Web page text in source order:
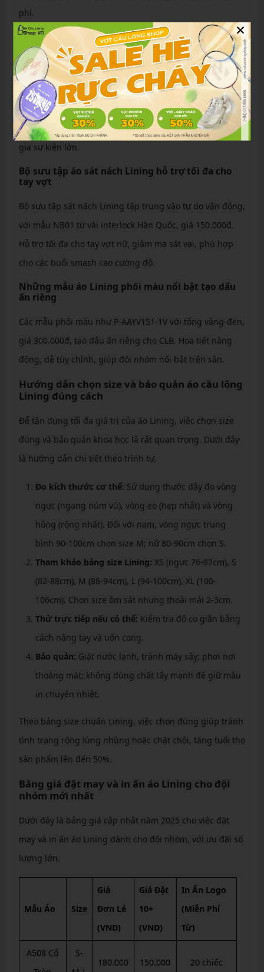
phí.
Dòng áo Lining cổ bẻ lịch sự chuyên nghiệp cho
giải đấu
Áo cổ bẻ Lining mang vẻ ngoài lịch sự, lý tưởng cho giải
đấu chuyên nghiệp. Mẫu QC6282 với màu trắng-đỏ-đen,
co giãn tốt, giá 220.000đ. Thiết kế cổ bẻ cứng cáp kết
hợp nút cài, tạo sự chỉn chu cho thành viên CLB khi tham
gia sự kiện lớn.
Bộ sưu tập áo sát nách Lining hỗ trợ tối đa cho
tay vợt
Bộ sưu tập sát nách Lining tập trung vào tự do vận động,
với mẫu NB01 từ vải interlock Hàn Quốc, giá 150.000đ.
Hỗ trợ tối đa cho tay vợt nữ, giảm ma sát vai, phù hợp
cho các buổi smash cao cường độ.
Những mẫu áo Lining phối màu nổi bật tạo dấu
ấn riêng
Các mẫu phối màu như P-AAYV151-1V với tông vàng-đen,
giá 300.000đ, tạo dấu ấn riêng cho CLB. Họa tiết năng
động, dễ tùy chỉnh, giúp đội nhóm nổi bật trên sân.
Hướng dẫn chọn size và bảo quản áo cầu lông
Lining đúng cách
Để tận dụng tối đa giá trị của áo Lining, việc chọn size
đúng và bảo quản khoa học là rất quan trọng. Dưới đây
là hướng dẫn chi tiết theo trình tự.
Đo kích thước cơ thể: Sử dụng thước dây đo vòng
ngực (ngang núm vú), vòng eo (hẹp nhất) và vòng
hông (rộng nhất). Đối với nam, vòng ngực trung
bình 90-100cm chọn size M; nữ 80-90cm chọn S.
Tham khảo bảng size Lining: XS (ngực 76-82cm), S
(82-88cm), M (88-94cm), L (94-100cm), XL (100-
106cm). Chọn size ôm sát nhưng thoải mái 2-3cm.
Thử trực tiếp nếu có thể: Kiểm tra độ co giãn bằng
cách nâng tay và uốn cong.
Bảo quản: Giặt nước lạnh, tránh máy sấy; phơi nơi
thoáng mát; không dùng chất tẩy mạnh để giữ màu
in chuyển nhiệt.
Theo bảng size chuẩn Lining, việc chọn đúng giúp tránh
tình trạng rộng lùng nhùng hoặc chật chội, tăng tuổi thọ
sản phẩm lên đến 50%.
Bảng giá đặt may và in ấn áo Lining cho đội
nhóm mới nhất
Dưới đây là bảng giá cập nhật năm 2025 cho việc đặt
may và in ấn áo Lining dành cho đội nhóm, với ưu đãi số
lượng lớn.
Mẫu Áo Size
Giá
Đơn Lẻ
(VND)
Giá Đặt
10+
(VND)
In Ấn Logo
(Miễn Phí
Từ)
A508 Cổ
S-
180.000 150.000 20 chiếc
×